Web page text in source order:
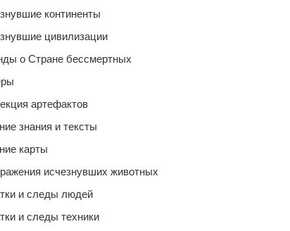
континенты
цивилизации
о Стране бессмертных
артефактов
знания и тексты
карты
исчезнувших животных
и следы людей
и следы техники